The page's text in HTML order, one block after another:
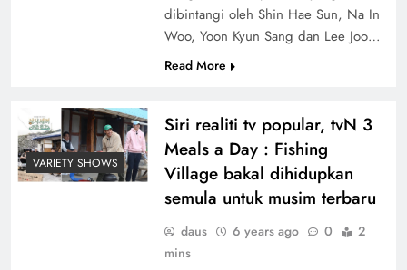
dibintangi oleh Shin Hae Sun, Na In
Woo, Yoon Kyun Sang dan Lee Joo…
Read More
VARIETY SHOWS
Siri realiti tv popular, tvN 3
Meals a Day : Fishing
Village bakal dihidupkan
semula untuk musim terbaru
daus 6 years ago 0
2
mins